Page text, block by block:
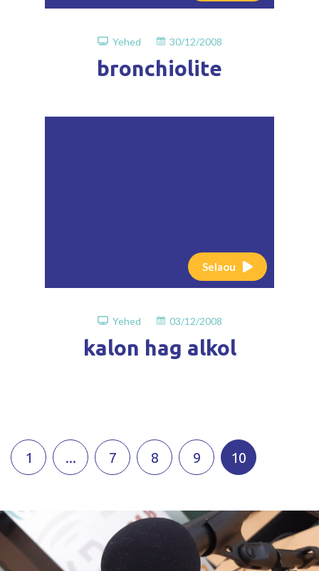
Yehed 30/12/2008
bronchiolite
Selaou
Yehed 03/12/2008
kalon hag alkol
1 ... 7 8 9 10